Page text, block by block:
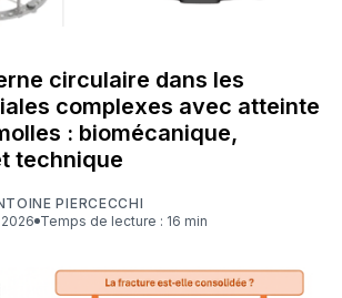
circulaire dans les
complexes avec atteinte
: biomécanique,
technique
PIERCECCHI
2026
Temps de lecture : 16 min